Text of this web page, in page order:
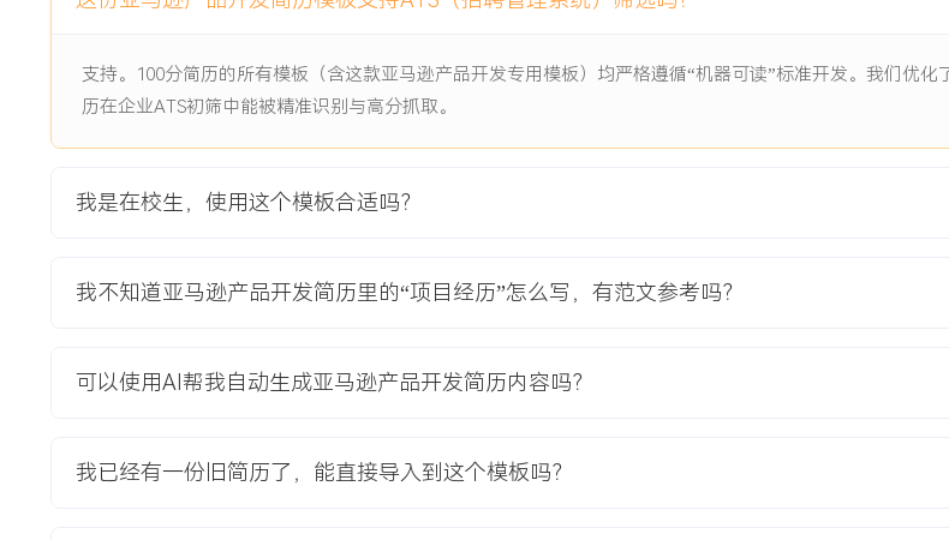
1.功能开发：负责项目核心的市场研究与选品模块，使用Google Trends、亚马逊前台及第
2.数据分析：主导竞品分析与价格定位，通过Excel进行数据清洗与可视化，建立初步的利
润率测算模型。
1.项目周期内成功完成X轮选品迭代，最终虚拟上架产品模拟首月销售额达XXX美元，模拟
3.最终的项目报告在院系评选中获得优秀评级，团队综合评分位列前XX%。
教育背景
GPA X.XX/ X.X（专业前XX%），主修网络营销、供应链管理与数据分析相关课程，参与跨
支持。100分简历的所有模板（含这款亚马逊产品开发专用模板）均严格遵循“机器可读”标准开发。我们优
历在企业ATS初筛中能被精准识别与高分抓取。
我是在校生，使用这个模板合适吗？
我不知道亚马逊产品开发简历里的“项目经历”怎么写，有范文参考吗？
可以使用AI帮我自动生成亚马逊产品开发简历内容吗？
我已经有一份旧简历了，能直接导入到这个模板吗？